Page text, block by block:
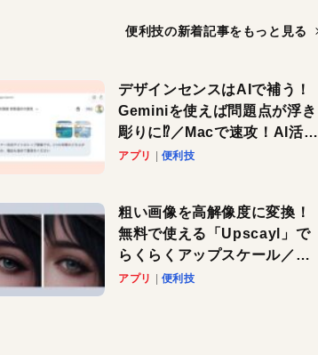
便利技の新着記事をもっと見る
デザインセンスはAIで補う！
Geminiを使えば問題点が浮き
彫りに⁉︎／Macで速攻！AI活用
テク
アプリ 便利技
粗い画像を高解像度に変換！
無料で使える「Upscayl」で
らくらくアップスケール／
Macで速攻！AI活用テク
アプリ 便利技